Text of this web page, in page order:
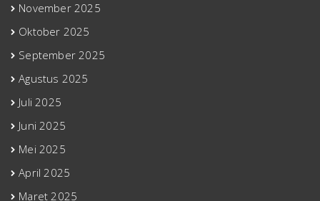
November 2025
Oktober 2025
September 2025
Agustus 2025
Juli 2025
Juni 2025
Mei 2025
April 2025
Maret 2025